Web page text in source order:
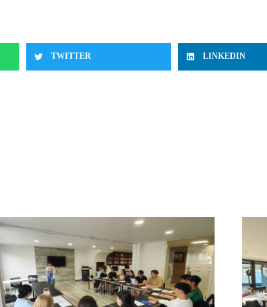
TWITTER LINKEDIN